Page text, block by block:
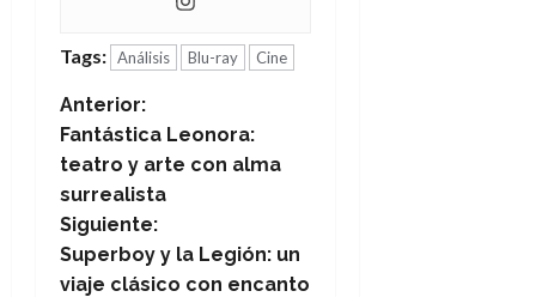
Tags: Análisis Blu-ray Cine
N
a
v
e
Anterior:
Fantástica Leonora:
teatro y arte con alma
surrealista
Siguiente:
Superboy y la Legión: un
viaje clásico con encanto